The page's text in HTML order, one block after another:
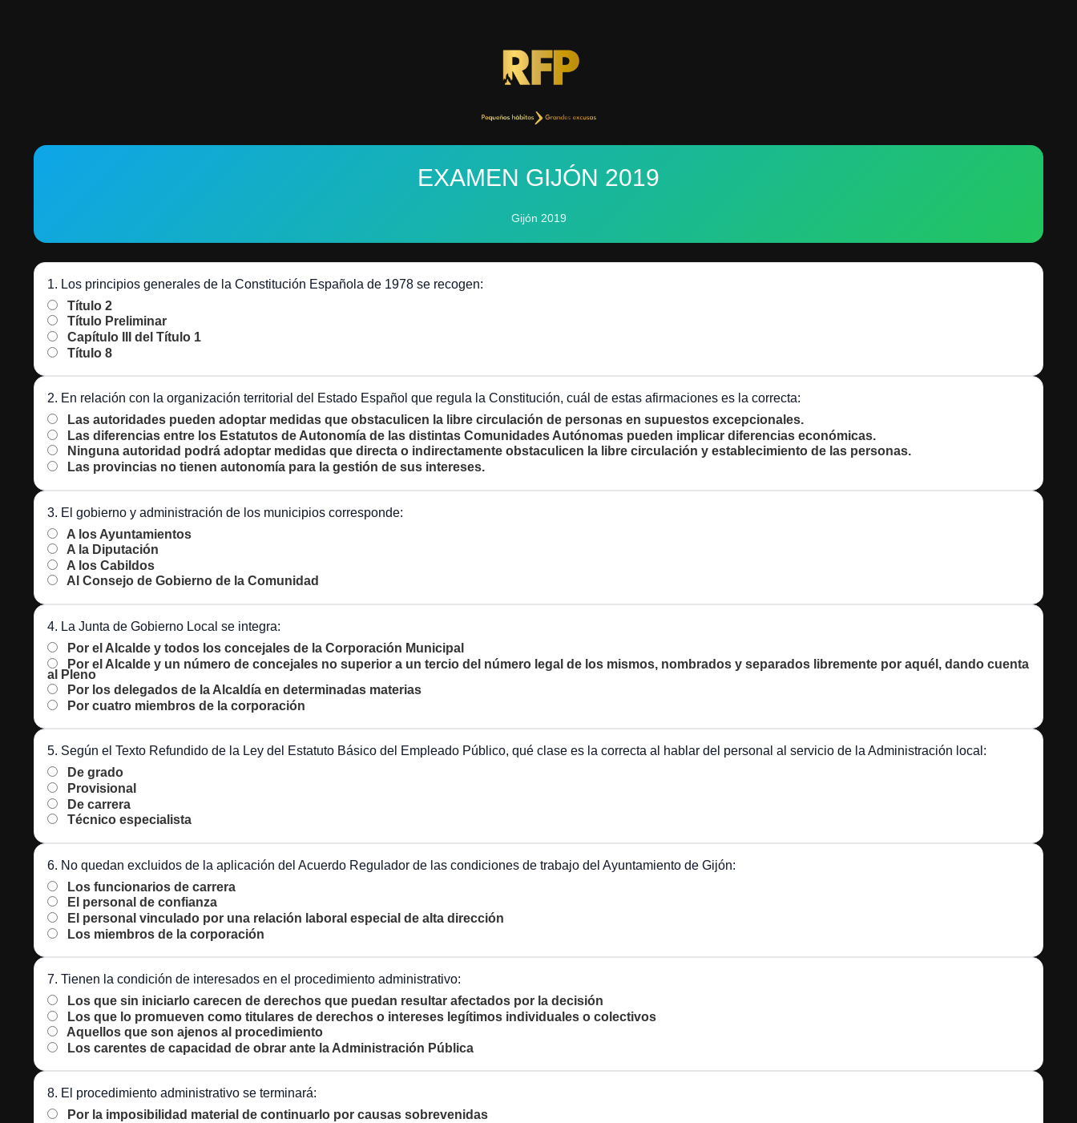
EXAMEN GIJÓN 2019
Gijón 2019
1. Los principios generales de la Constitución Española de 1978 se recogen:
Título 2
Título Preliminar
Capítulo III del Título 1
Título 8
2. En relación con la organización territorial del Estado Español que regula la Constitución, cuál de estas afirmaciones es la correcta:
Las autoridades pueden adoptar medidas que obstaculicen la libre circulación de personas en supuestos excepcionales.
Las diferencias entre los Estatutos de Autonomía de las distintas Comunidades Autónomas pueden implicar diferencias económicas.
Ninguna autoridad podrá adoptar medidas que directa o indirectamente obstaculicen la libre circulación y establecimiento de las personas.
Las provincias no tienen autonomía para la gestión de sus intereses.
3. El gobierno y administración de los municipios corresponde:
A los Ayuntamientos
A la Diputación
A los Cabildos
Al Consejo de Gobierno de la Comunidad
4. La Junta de Gobierno Local se integra:
Por el Alcalde y todos los concejales de la Corporación Municipal
Por el Alcalde y un número de concejales no superior a un tercio del número legal de los mismos, nombrados y separados libremente por aquél, dando cuenta
al Pleno
Por los delegados de la Alcaldía en determinadas materias
Por cuatro miembros de la corporación
5. Según el Texto Refundido de la Ley del Estatuto Básico del Empleado Público, qué clase es la correcta al hablar del personal al servicio de la Administración local:
De grado
Provisional
De carrera
Técnico especialista
6. No quedan excluidos de la aplicación del Acuerdo Regulador de las condiciones de trabajo del Ayuntamiento de Gijón:
Los funcionarios de carrera
El personal de confianza
El personal vinculado por una relación laboral especial de alta dirección
Los miembros de la corporación
7. Tienen la condición de interesados en el procedimiento administrativo:
Los que sin iniciarlo carecen de derechos que puedan resultar afectados por la decisión
Los que lo promueven como titulares de derechos o intereses legítimos individuales o colectivos
Aquellos que son ajenos al procedimiento
Los carentes de capacidad de obrar ante la Administración Pública
8. El procedimiento administrativo se terminará:
Por la imposibilidad material de continuarlo por causas sobrevenidas